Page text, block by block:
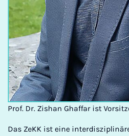
Prof. Dr. Zishan Ghaffar ist
Das ZeKK ist eine